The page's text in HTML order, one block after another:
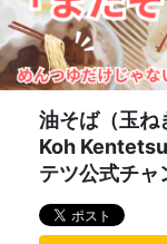
油そば（玉ね
Koh
テツ公式チャ